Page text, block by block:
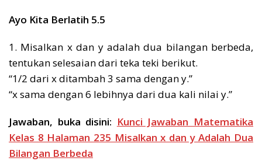
Ayo Kita Berlatih 5.5
1. Misalkan x dan y adalah dua bilangan berbeda,
tentukan selesaian dari teka teki berikut.
“1/2 dari x ditambah 3 sama dengan y.”
“x sama dengan 6 lebihnya dari dua kali nilai y.”
Jawaban, buka disini: Kunci Jawaban Matematika
Kelas 8 Halaman 235 Misalkan x dan y Adalah Dua
Bilangan Berbeda